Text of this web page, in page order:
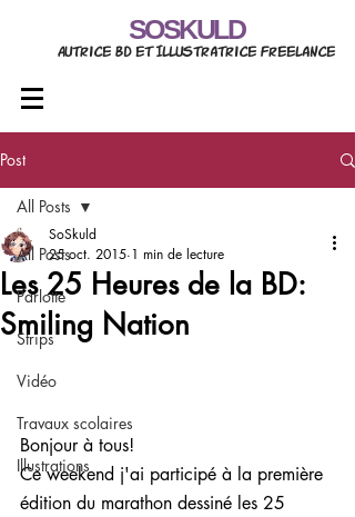
SOSKULD
Autrice BD et Illustratrice freelance
Post
All Posts
Parlotte
Strips
Vidéo
Travaux scolaires
Illustrations
All Posts
Les 25 Heures de la BD:
Smiling Nation
SoSkuld
25 oct. 2015 1 min de lecture
Bonjour à tous!
Ce weekend j'ai participé à la première
édition du marathon dessiné les 25